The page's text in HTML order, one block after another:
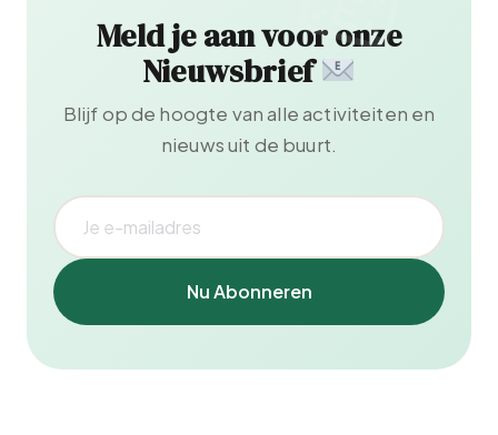
Meld je aan voor onze
Nieuwsbrief
Blijf op de hoogte van alle activiteiten en
nieuws uit de buurt.
Nu Abonneren